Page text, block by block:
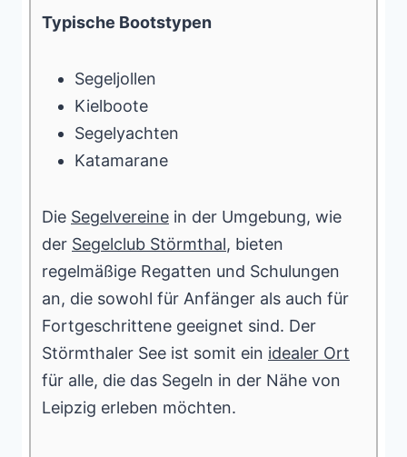
Typische Bootstypen
Segeljollen
Kielboote
Segelyachten
Katamarane
Die Segelvereine in der Umgebung, wie
der Segelclub Störmthal, bieten
regelmäßige Regatten und Schulungen
an, die sowohl für Anfänger als auch für
Fortgeschrittene geeignet sind. Der
Störmthaler See ist somit ein idealer Ort
für alle, die das Segeln in der Nähe von
Leipzig erleben möchten.